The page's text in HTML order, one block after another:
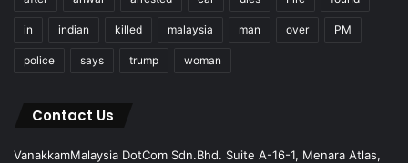
in indian killed malaysia man over PM
police says trump woman
Contact Us
VanakkamMalaysia DotCom Sdn.Bhd. Suite A-16-1, Menara Atlas,